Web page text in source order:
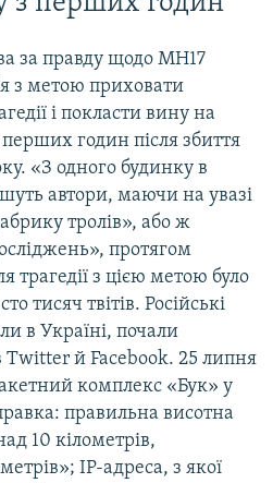
за правду щодо MH17
з метою приховати
і покласти вину на
годин після збиття
«З одного будинку в
автори, маючи на увазі
тролів», або ж
протягом
трагедії з цією метою було
тисяч твітів. Російські
в Україні, почали
Twitter й Facebook. 25 липня
комплекс «Бук» у
правильна висотна
10 кілометрів,
IP-адреса, з якої